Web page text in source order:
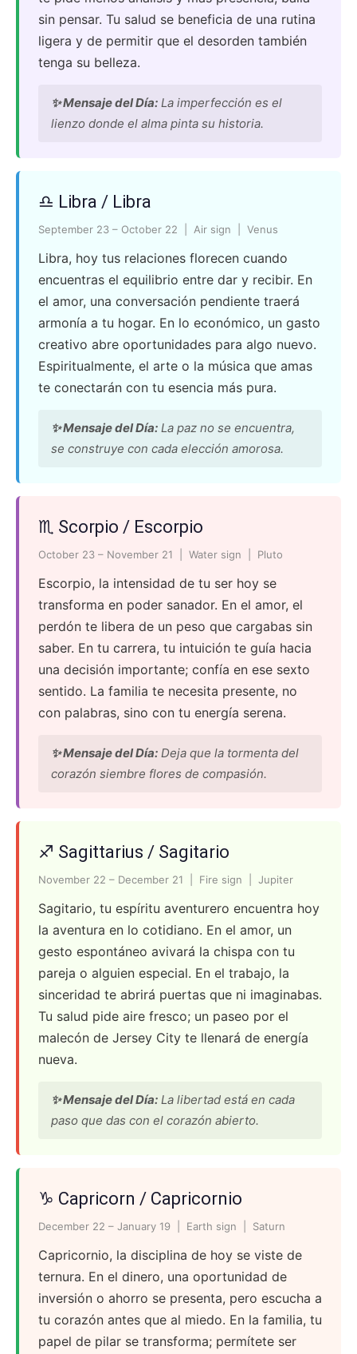
sin pensar. Tu salud se beneficia de una rutina
ligera y de permitir que el desorden también
tenga su belleza.
✨ Mensaje del Día: La imperfección es el
lienzo donde el alma pinta su historia.
♎ Libra / Libra
September 23 – October 22 | Air sign | Venus
Libra, hoy tus relaciones florecen cuando
encuentras el equilibrio entre dar y recibir. En
el amor, una conversación pendiente traerá
armonía a tu hogar. En lo económico, un gasto
creativo abre oportunidades para algo nuevo.
Espiritualmente, el arte o la música que amas
te conectarán con tu esencia más pura.
✨ Mensaje del Día: La paz no se encuentra,
se construye con cada elección amorosa.
♏ Scorpio / Escorpio
October 23 – November 21 | Water sign | Pluto
Escorpio, la intensidad de tu ser hoy se
transforma en poder sanador. En el amor, el
perdón te libera de un peso que cargabas sin
saber. En tu carrera, tu intuición te guía hacia
una decisión importante; confía en ese sexto
sentido. La familia te necesita presente, no
con palabras, sino con tu energía serena.
✨ Mensaje del Día: Deja que la tormenta del
corazón siembre flores de compasión.
♐ Sagittarius / Sagitario
November 22 – December 21 | Fire sign | Jupiter
Sagitario, tu espíritu aventurero encuentra hoy
la aventura en lo cotidiano. En el amor, un
gesto espontáneo avivará la chispa con tu
pareja o alguien especial. En el trabajo, la
sinceridad te abrirá puertas que ni imaginabas.
Tu salud pide aire fresco; un paseo por el
malecón de Jersey City te llenará de energía
nueva.
✨ Mensaje del Día: La libertad está en cada
paso que das con el corazón abierto.
♑ Capricorn / Capricornio
December 22 – January 19 | Earth sign | Saturn
Capricornio, la disciplina de hoy se viste de
ternura. En el dinero, una oportunidad de
inversión o ahorro se presenta, pero escucha a
tu corazón antes que al miedo. En la familia, tu
papel de pilar se transforma; permítete ser